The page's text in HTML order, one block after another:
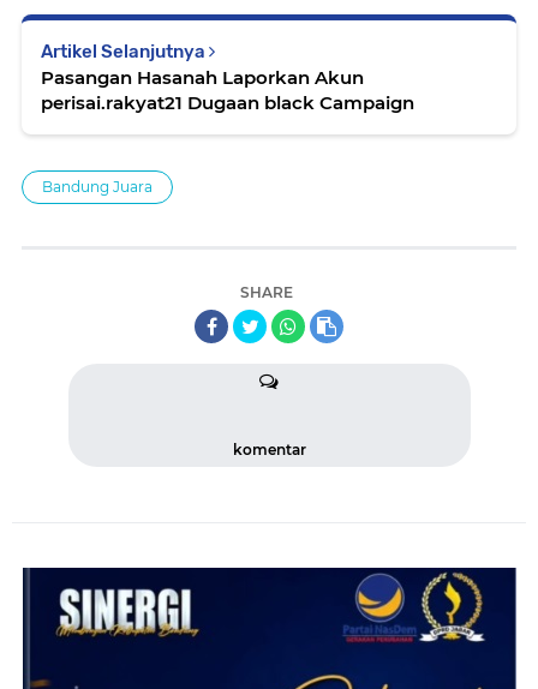
Artikel Selanjutnya
Pasangan Hasanah Laporkan Akun
perisai.rakyat21 Dugaan black Campaign
Bandung Juara
SHARE
komentar